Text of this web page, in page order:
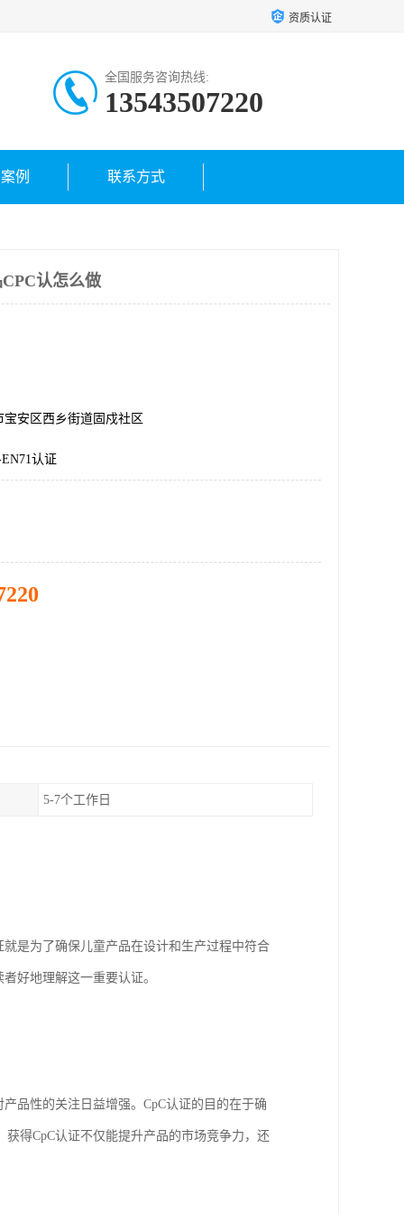
资质认证
全国服务咨询热线:
13543507220
例 联系方式
认怎么做
宝安区西乡街道固戍社区
认证
5-7个工作日
是为了确保儿童产品在设计和生产过程中符合
好地理解这一重要认证。
品性的关注日益增强。CpC认证的目的在于确
得CpC认证不仅能提升产品的市场竞争力，还